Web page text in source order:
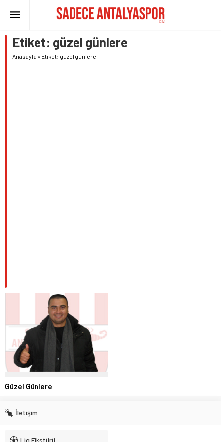
Etiket: güzel günlere
Anasayfa » Etiket: güzel günlere
Güzel Günlere
İletişim
Lig Fikstürü